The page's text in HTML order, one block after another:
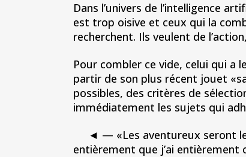
Dans l’univers de l’intelligence
est trop oisive et ceux qui la
recherchent. Ils veulent de
Pour combler ce vide, celui qui
partir de son plus récent jouet
possibles, des critères de
immédiatement les sujets qui
◄ — «Les aventureux seront les
entièrement que j’ai entièrement